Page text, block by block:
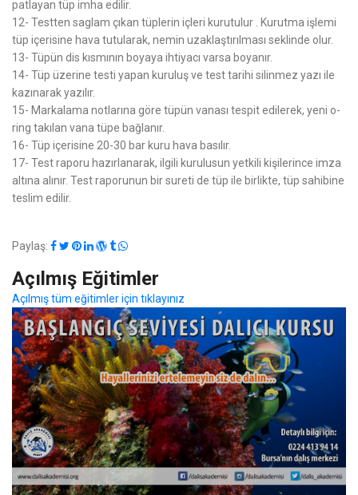
patlayan tüp imha edilir.
12- Testten saglam çıkan tüplerin içleri kurutulur . Kurutma işlemi
tüp içerisine hava tutularak, nemin uzaklaştırılması seklinde olur.
13- Tüpün dis kısmının boyaya ihtiyacı varsa boyanır.
14- Tüp üzerine testi yapan kuruluş ve test tarihi silinmez yazı ile
kazınarak yazılır.
15- Markalama notlarına göre tüpün vanası tespit edilerek, yeni o-
ring takılan vana tüpe bağlanır.
16- Tüp içerisine 20-30 bar kuru hava basılır.
17- Test raporu hazırlanarak, ilgili kurulusun yetkili kişilerince imza
altına alınır. Test raporunun bir sureti de tüp ile birlikte, tüp sahibine
teslim edilir.
Paylaş:
Açılmış Eğitimler
Açılmış tüm eğitimler için tıklayınız